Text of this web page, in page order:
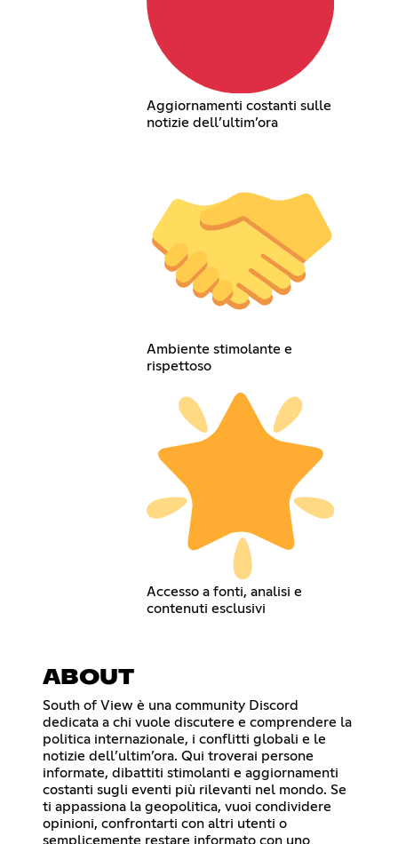
Aggiornamenti costanti sulle
notizie dell’ultim’ora
Ambiente stimolante e
rispettoso
Accesso a fonti, analisi e
contenuti esclusivi
ABOUT
South of View è una community Discord
dedicata a chi vuole discutere e comprendere la
politica internazionale, i conflitti globali e le
notizie dell’ultim’ora. Qui troverai persone
informate, dibattiti stimolanti e aggiornamenti
costanti sugli eventi più rilevanti nel mondo. Se
ti appassiona la geopolitica, vuoi condividere
opinioni, confrontarti con altri utenti o
semplicemente restare informato con uno